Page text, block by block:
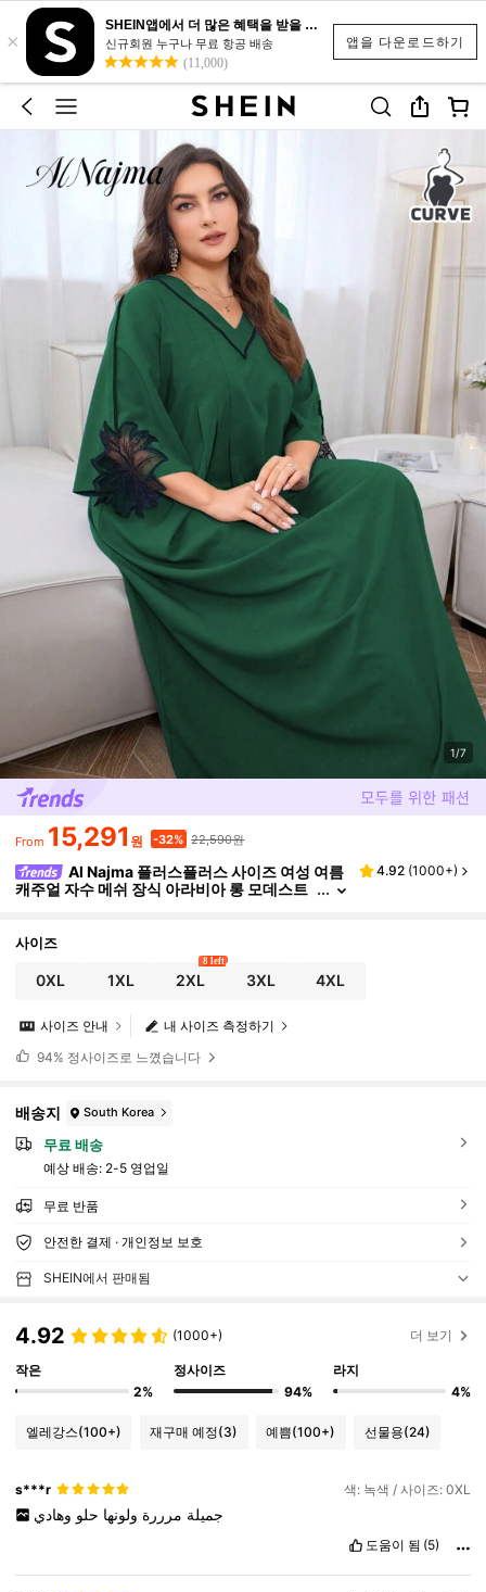
앱을 다운로드하기
×
SHEIN앱에서 더 많은 혜택을 받을 수 있어요.
신규회원 누구나 무료 항공 배송
(11,000)
1/7
From 15,291 원 -32% 22,590원
Al Najma 플러스플러스 사이즈 여성 여름
캐주얼 자수 메쉬 장식 아라비아 롱 모데스트
4.92 (1000+)
사이즈
0XL 1XL 2XL
8 left
3XL 4XL
내 사이즈 측정하기
사이즈 안내
94% 정사이즈로 느꼈습니다
배송지 South Korea
무료 배송
예상 배송: 2-5 영업일
무료 반품
안전한 결제 · 개인정보 보호
SHEIN에서 판매됨
4.92 (1000+) 더 보기
작은
2%
정사이즈
94%
라지
4%
엘레강스(100+) 재구매 예정(3) 예쁨(100+) 선물용(24)
s***r 색: 녹색 / 사이즈: 0XL
جميلة مرررة ولونها حلو وهادي
도움이 됨 (5)